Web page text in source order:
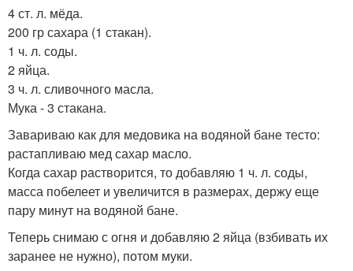
4 ст. л. мёда.
200 гр сахара (1 стакан).
1 ч. л. соды.
2 яйца.
3 ч. л. сливочного масла.
Мука - 3 стакана.
Завариваю как для медовика на водяной бане тесто:
растапливаю мед сахар масло.
Когда сахар растворится, то добавляю 1 ч. л. соды,
масса побелеет и увеличится в размерах, держу еще
пару минут на водяной бане.
Теперь снимаю с огня и добавляю 2 яйца (взбивать их
заранее не нужно), потом муки.